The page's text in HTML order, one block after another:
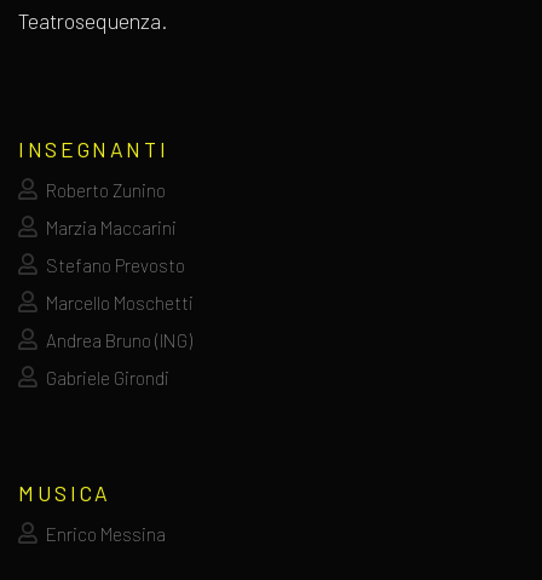
Teatrosequenza.
INSEGNANTI
Roberto Zunino
Marzia Maccarini
Stefano Prevosto
Marcello Moschetti
Andrea Bruno (ING)
Gabriele Girondi
MUSICA
Enrico Messina